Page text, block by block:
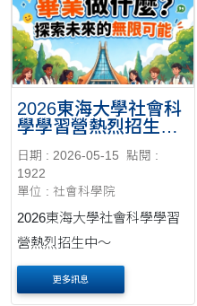
2026東海大學社會科
學學習營熱烈招生中
日期 : 2026-05-15
點閱 :
1922
單位 : 社會科學院
2026東海大學社會科學學習
營熱烈招生中～
更多訊息